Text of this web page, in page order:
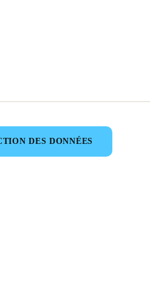
DES DONNÉES